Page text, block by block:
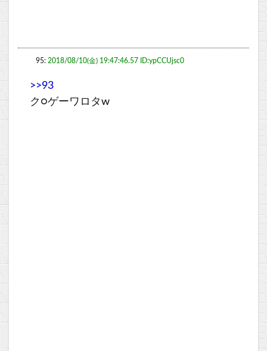
95: 2018/08/10(金) 19:47:46.57 ID:ypCCUjsc0
>>93
ク○ゲーワロタw